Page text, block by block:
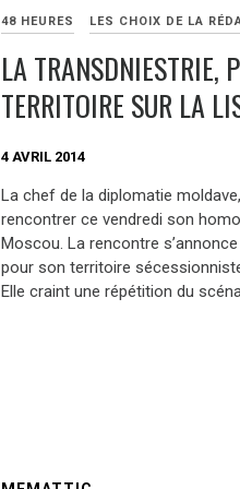
48 HEURES LES CHOIX DE LA
LA TRANSDNIESTRIE,
TERRITOIRE SUR LA
4 AVRIL 2014
La chef de la diplomatie
rencontrer ce vendredi son
Moscou. La rencontre
pour son territoire
Elle craint une répétition du